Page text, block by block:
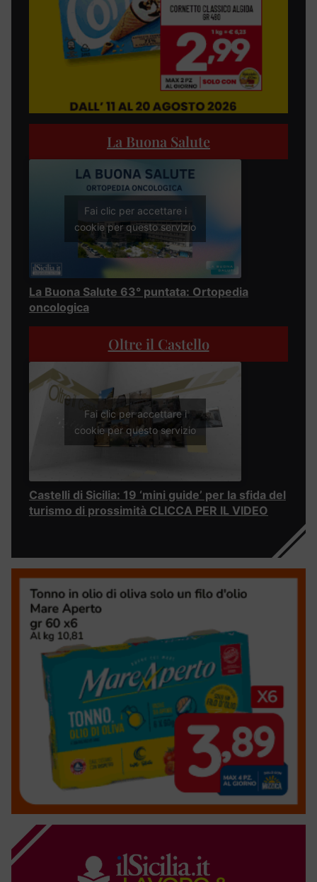
La Buona Salute
Fai clic per accettare i
cookie per questo servizio
La Buona Salute 63° puntata: Ortopedia
oncologica
Oltre il Castello
Fai clic per accettare i
cookie per questo servizio
Castelli di Sicilia: 19 ‘mini guide’ per la sfida del
turismo di prossimità CLICCA PER IL VIDEO